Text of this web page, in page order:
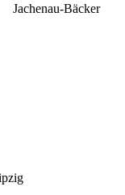
Jachenau-Bäcker